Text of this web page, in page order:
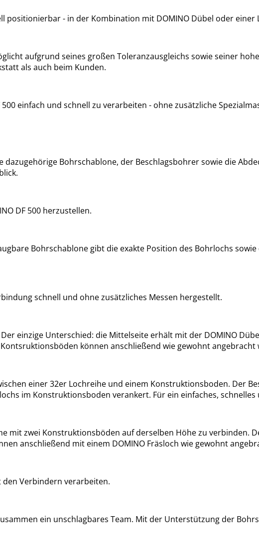
positionierbar - in der Kombination mit DOMINO Dübel oder einer
aufgrund seines großen Toleranzausgleichs sowie seiner
als auch beim Kunden.
einfach und schnell zu verarbeiten - ohne zusätzliche
Bohrschablone, der Beschlagsbohrer sowie die
DF 500 herzustellen.
Bohrschablone gibt die exakte Position des Bohrlochs
schnell und ohne zusätzliches Messen hergestellt.
einzige Unterschied: die Mittelseite erhält mit der DOMINO
können anschließend wie gewohnt angebracht
einer 32er Lochreihe und einem Konstruktionsboden. Der
im Konstruktionsboden verankert. Für ein einfaches, schnelles
mit zwei Konstruktionsböden auf derselben Höhe zu verbinden.
anschließend mit einem DOMINO Fräsloch wie gewohnt
den Verbindern verarbeiten.
ein unschlagbares Team. Mit der Unterstützung der